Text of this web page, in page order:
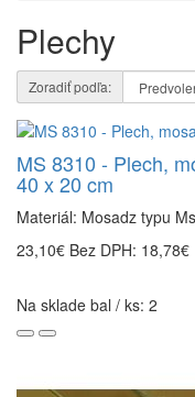
Plechy
Zoradiť podľa:
MS 8310 - Plech,
40 x 20 cm
Materiál: Mosadz typu
23,10€ Bez DPH: 18,78€
Na sklade bal / ks: 2